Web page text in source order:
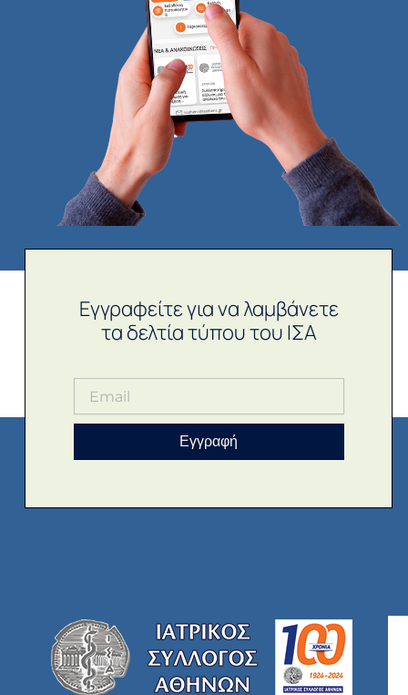
Εγγραφείτε για να λαμβάνετε
τα δελτία τύπου του ΙΣΑ
Εγγραφή